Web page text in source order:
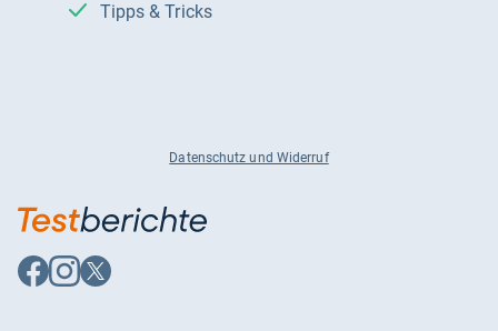
Tipps & Tricks
Datenschutz und Widerruf
Auf
Facebook
Auf
Instagram
Auf
X